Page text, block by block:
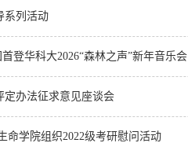
系列活动
登华科大2026“森林之声”新年音乐会
定办法征求意见座谈会
命学院组织2022级考研慰问活动